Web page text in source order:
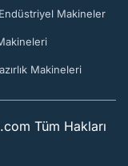
Makineler
Makineleri
Tüm Hakları